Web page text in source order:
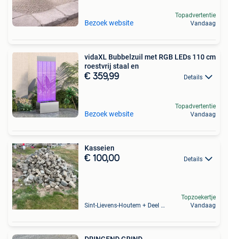
Bezoek website
Topadvertentie
Vandaag
vidaXL Bubbelzuil met RGB LEDs 110 cm
roestvrij staal en
€ 359,99 Details
Bezoek website
Topadvertentie
Vandaag
Kasseien
€ 100,00 Details
Sint-Lievens-Houtem + Deel Oombergen
Topzoekertje
Vandaag